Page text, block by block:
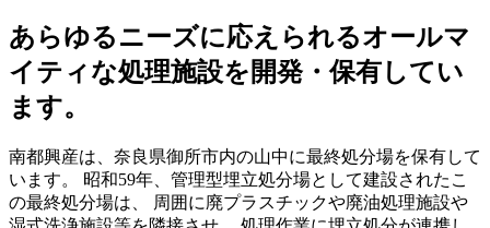
あらゆるニーズに応えられるオールマ
イティな処理施設を開発・保有してい
ます。
南都興産は、奈良県御所市内の山中に最終処分場を保有して
います。 昭和59年、管理型埋立処分場として建設されたこ
の最終処分場は、 周囲に廃プラスチックや廃油処理施設や